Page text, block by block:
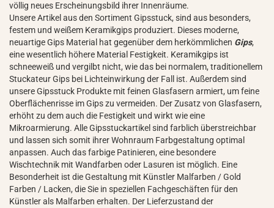
völlig neues Erscheinungsbild ihrer Innenräume.
Unsere Artikel aus den Sortiment Gipsstuck, sind aus besonders,
festem und weißem Keramikgips produziert. Dieses moderne,
neuartige Gips Material hat gegenüber dem herkömmlichen Gips,
eine wesentlich höhere Material Festigkeit. Keramikgips ist
schneeweiß und vergilbt nicht, wie das bei normalem, traditionellem
Stuckateur Gips bei Lichteinwirkung der Fall ist. Außerdem sind
unsere Gipsstuck Produkte mit feinen Glasfasern armiert, um feine
Oberflächenrisse im Gips zu vermeiden. Der Zusatz von Glasfasern,
erhöht zu dem auch die Festigkeit und wirkt wie eine
Mikroarmierung. Alle Gipsstuckartikel sind farblich überstreichbar
und lassen sich somit ihrer Wohnraum Farbgestaltung optimal
anpassen. Auch das farbige Patinieren, eine besondere
Wischtechnik mit Wandfarben oder Lasuren ist möglich. Eine
Besonderheit ist die Gestaltung mit Künstler Malfarben / Gold
Farben / Lacken, die Sie in speziellen Fachgeschäften für den
Künstler als Malfarben erhalten. Der Lieferzustand der